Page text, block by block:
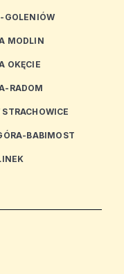
GOLENIÓW
MODLIN
OKĘCIE
RADOM
BABIMOST